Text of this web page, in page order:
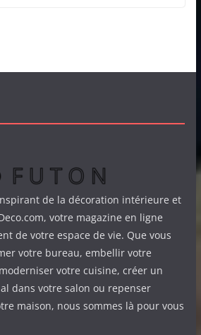
de la décoration intérieure et
votre magazine en ligne
de votre espace de vie. Que vous
votre bureau, embellir votre
votre cuisine, créer un
dans votre salon ou repenser
maison, nous sommes là pour vous